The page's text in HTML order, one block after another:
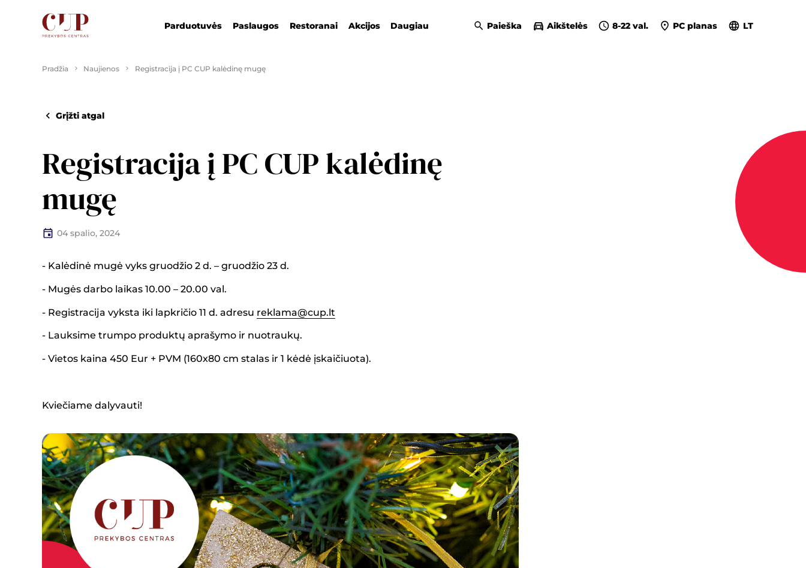
Parduotuvės Paslaugos Restoranai Akcijos Daugiau Paieška Aikštelės 8-22 val. PC planas LT
Pradžia Naujienos Registracija į PC CUP kalėdinę mugę
Grįžti atgal
Registracija į PC CUP kalėdinę
mugę
04 spalio, 2024
- Kalėdinė mugė vyks gruodžio 2 d. – gruodžio 23 d.
- Mugės darbo laikas 10.00 – 20.00 val.
- Registracija vyksta iki lapkričio 11 d. adresu reklama@cup.lt
- Lauksime trumpo produktų aprašymo ir nuotraukų.
- Vietos kaina 450 Eur + PVM (160x80 cm stalas ir 1 kėdė įskaičiuota).
Kviečiame dalyvauti!